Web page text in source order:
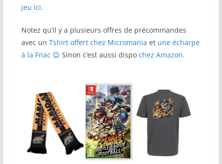
jeu ici.
Notez qu’il y a plusieurs offres de précommandes
avec un Tshirt offert chez Micromania et une écharpe
à la Fnac 😉 Sinon c’est aussi dispo chez Amazon.